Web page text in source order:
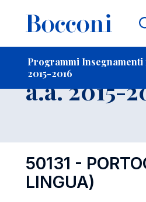
Programmi Insegnamenti
2015-2016
-
a.a. 2015-
50131 -
LINGUA)